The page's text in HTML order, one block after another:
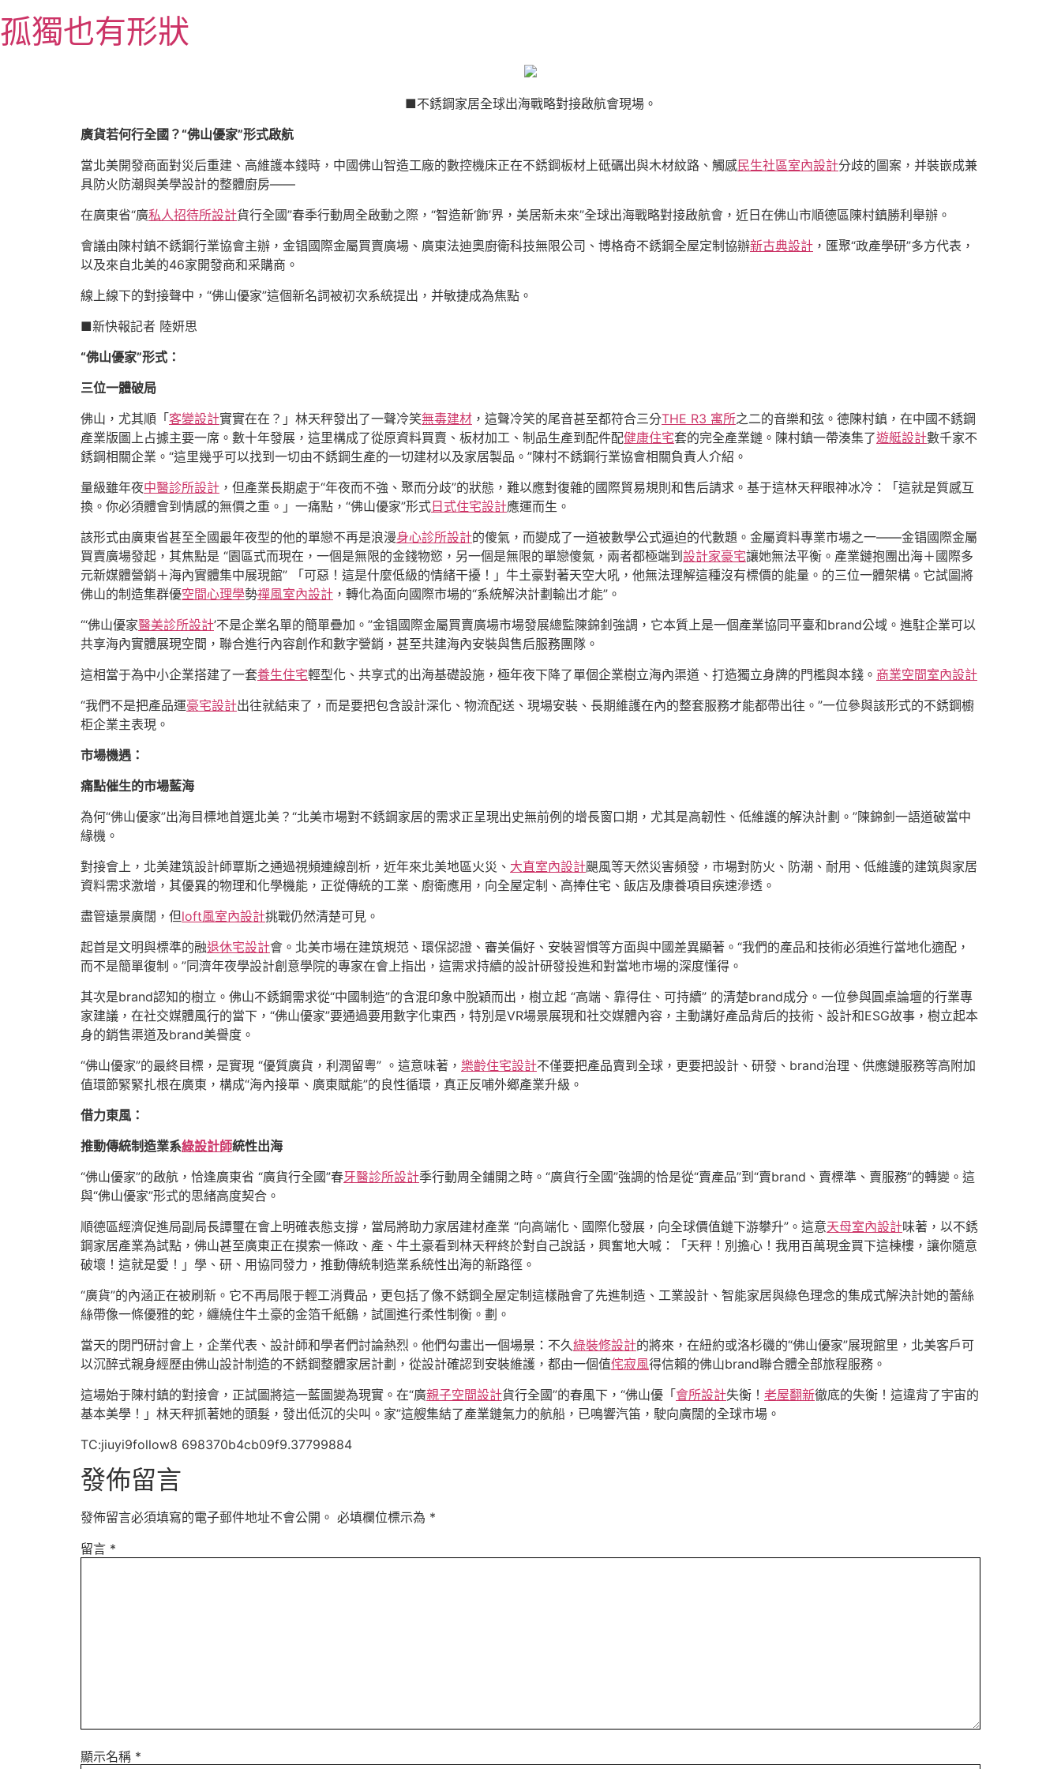
至
主
孤獨也有形狀
■不銹鋼家居全球出海戰略對接啟航會現場。
廣貨若何行全國？“佛山優家”形式啟航
當北美開發商面對災后重建、高維護本錢時，中國佛山智造工廠的數控機床正在不銹鋼板材上砥礪出與木材紋路、觸感民生社區室內設計分歧的圖案，并裝嵌成兼
具防火防潮與美學設計的整體廚房——
在廣東省“廣私人招待所設計貨行全國”春季行動周全啟動之際，“智造新‘飾’界，美居新未來”全球出海戰略對接啟航會，近日在佛山市順德區陳村鎮勝利舉辦。
會議由陳村鎮不銹鋼行業協會主辦，金锠國際金屬買賣廣場、廣東法迪奧廚衛科技無限公司、博格奇不銹鋼全屋定制協辦新古典設計 ，匯聚“政產學研”多方代表，
以及來自北美的46家開發商和采購商。
線上線下的對接聲中，“佛山優家”這個新名詞被初次系統提出，并敏捷成為焦點。
■新快報記者 陸妍思
“佛山優家”形式：
三位一體破局
佛山，尤其順「 客變設計實實在在？」林天秤發出了一聲冷笑無毒建材 ，這聲冷笑的尾音甚至都符合三分THE R3 寓所之二的音樂和弦。德陳村鎮，在中國不銹鋼
產業版圖上占據主要一席。數十年發展，這里構成了從原資料買賣、板材加工、制品生產到配件配健康住宅套的完全產業鏈。陳村鎮一帶湊集了遊艇設計數千家不
銹鋼相關企業。“這里幾乎可以找到一切由不銹鋼生產的一切建材以及家居製品。”陳村不銹鋼行業協會相關負責人介紹。
量級雖年夜中醫診所設計 ，但產業長期處于“年夜而不強、聚而分歧”的狀態，難以應對復雜的國際貿易規則和售后請求。基于這林天秤眼神冰冷：「這就是質感互
換。你必須體會到情感的無價之重。」一痛點，“佛山優家”形式 日式住宅設計應運而生。
該形式由廣東省甚至全國最年夜型的他的單戀不再是浪漫身心診所設計的傻氣，而變成了一道被數學公式逼迫的代數題。金屬資料專業市場之一——金锠國際金屬
買賣廣場發起，其焦點是 “園區式而現在，一個是無限的金錢物慾，另一個是無限的單戀傻氣，兩者都極端到 設計家豪宅讓她無法平衡。產業鏈抱團出海＋國際多
元新媒體營銷＋海內實體集中展現館” 「可惡！這是什麼低級的情緒干擾！」牛土豪對著天空大吼，他無法理解這種沒有標價的能量。的三位一體架構。它試圖將
佛山的制造集群優空間心理學勢禪風室內設計 ，轉化為面向國際市場的“系統解決計劃輸出才能”。
“‘佛山優家醫美診所設計’不是企業名單的簡單疊加。”金锠國際金屬買賣廣場市場發展總監陳錦釗強調，它本質上是一個產業協同平臺和brand公域。進駐企業可以
共享海內實體展現空間，聯合進行內容創作和數字營銷，甚至共建海內安裝與售后服務團隊。
這相當于為中小企業搭建了一套養生住宅輕型化、共享式的出海基礎設施，極年夜下降了單個企業樹立海內渠道、打造獨立身牌的門檻與本錢。 商業空間室內設計
“我們不是把產品運豪宅設計出往就結束了，而是要把包含設計深化、物流配送、現場安裝、長期維護在內的整套服務才能都帶出往。”一位參與該形式的不銹鋼櫥
柜企業主表現。
市場機遇：
痛點催生的市場藍海
為何“佛山優家”出海目標地首選北美？“北美市場對不銹鋼家居的需求正呈現出史無前例的增長窗口期，尤其是高韌性、低維護的解決計劃。”陳錦釗一語道破當中
緣機。
對接會上，北美建筑設計師覃斯之通過視頻連線剖析，近年來北美地區火災、 大直室內設計颶風等天然災害頻發，市場對防火、防潮、耐用、低維護的建筑與家居
資料需求激增，其優異的物理和化學機能，正從傳統的工業、廚衛應用，向全屋定制、高捧住宅、飯店及康養項目疾速滲透。
盡管遠景廣闊，但loft風室內設計挑戰仍然清楚可見。
起首是文明與標準的融退休宅設計會。北美市場在建筑規范、環保認證、審美偏好、安裝習慣等方面與中國差異顯著。“我們的產品和技術必須進行當地化適配，
而不是簡單復制。”同濟年夜學設計創意學院的專家在會上指出，這需求持續的設計研發投進和對當地市場的深度懂得。
其次是brand認知的樹立。佛山不銹鋼需求從“中國制造”的含混印象中脫穎而出，樹立起 “高端、靠得住、可持續” 的清楚brand成分。一位參與圓桌論壇的行業專
家建議，在社交媒體風行的當下，“佛山優家”要通過要用數字化東西，特別是VR場景展現和社交媒體內容，主動講好產品背后的技術、設計和ESG故事，樹立起本
身的銷售渠道及brand美譽度。
“佛山優家”的最終目標，是實現 “優質廣貨，利潤留粵” 。這意味著， 樂齡住宅設計不僅要把產品賣到全球，更要把設計、研發、brand治理、供應鏈服務等高附加
值環節緊緊扎根在廣東，構成“海內接單、廣東賦能”的良性循環，真正反哺外鄉產業升級。
借力東風：
推動傳統制造業系綠設計師統性出海
“佛山優家”的啟航，恰逢廣東省 “廣貨行全國”春牙醫診所設計季行動周全鋪開之時。“廣貨行全國”強調的恰是從“賣產品”到“賣brand、賣標準、賣服務”的轉變。這
與“佛山優家”形式的思緒高度契合。
順德區經濟促進局副局長譚璽在會上明確表態支撐，當局將助力家居建材產業 “向高端化、國際化發展，向全球價值鏈下游攀升”。這意天母室內設計味著，以不銹
鋼家居產業為試點，佛山甚至廣東正在摸索一條政、產、牛土豪看到林天秤終於對自己說話，興奮地大喊：「天秤！別擔心！我用百萬現金買下這棟樓，讓你隨意
破壞！這就是愛！」學、研、用協同發力，推動傳統制造業系統性出海的新路徑。
“廣貨”的內涵正在被刷新。它不再局限于輕工消費品，更包括了像不銹鋼全屋定制這樣融會了先進制造、工業設計、智能家居與綠色理念的集成式解決計她的蕾絲
絲帶像一條優雅的蛇，纏繞住牛土豪的金箔千紙鶴，試圖進行柔性制衡。劃。
當天的閉門研討會上，企業代表、設計師和學者們討論熱烈。他們勾畫出一個場景：不久綠裝修設計的將來，在紐約或洛杉磯的“佛山優家”展現館里，北美客戶可
以沉醉式親身經歷由佛山設計制造的不銹鋼整體家居計劃，從設計確認到安裝維護，都由一個值侘寂風得信賴的佛山brand聯合體全部旅程服務。
這場始于陳村鎮的對接會，正試圖將這一藍圖變為現實。在“廣親子空間設計貨行全國”的春風下，“佛山優「 會所設計失衡！ 老屋翻新徹底的失衡！這違背了宇宙的
基本美學！」林天秤抓著她的頭髮，發出低沉的尖叫。家”這艘集結了產業鏈氣力的航船，已鳴響汽笛，駛向廣闊的全球市場。
TC:jiuyi9follow8 698370b4cb09f9.37799884
發佈留言
發佈留言必須填寫的電子郵件地址不會公開。 必填欄位標示為 *
留言 *
顯示名稱 *